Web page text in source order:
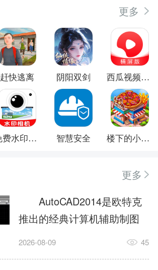
更多
赶快逃离 阴阳双剑 西瓜视频横屏版
免费水印相机拍照 智慧安全 楼下的小餐厅
更多
AutoCAD2014是欧特克
推出的经典计算机辅助制图
工具，主打稳定2D施工图绘
2026-08-09 45